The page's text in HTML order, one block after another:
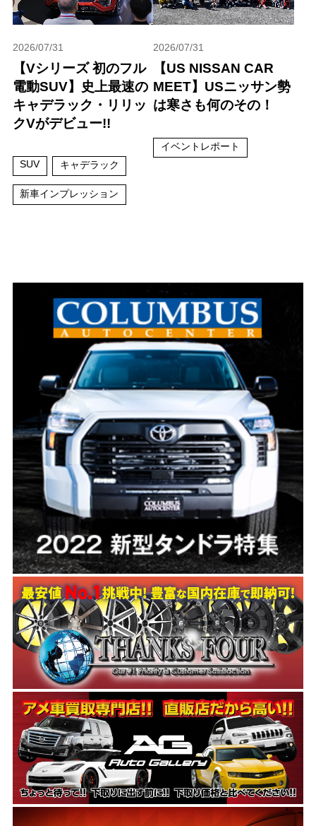
2026/07/31
【Vシリーズ 初のフル
電動SUV】史上最速の
キャデラック・リリッ
クVがデビュー!!
SUV キャデラック
新車インプレッション
2026/07/31
【US NISSAN CAR
MEET】USニッサン勢
は寒さも何のその！
イベントレポート